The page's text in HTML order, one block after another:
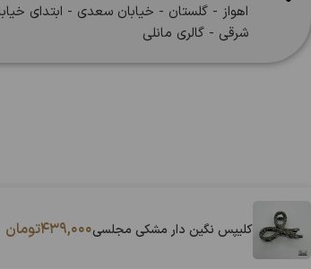
اهواز - گلستان - خیابان سعدی - ابتدای
شرقی - گالری مانلی
کلیپس نگین دار مشکی مجلسی۴۳۹,۰۰۰تومان